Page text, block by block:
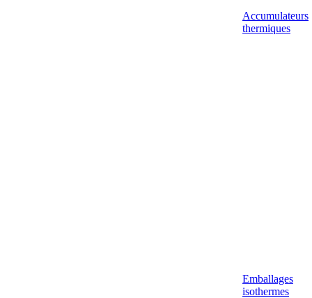
Accumulateurs
thermiques
Emballages
isothermes